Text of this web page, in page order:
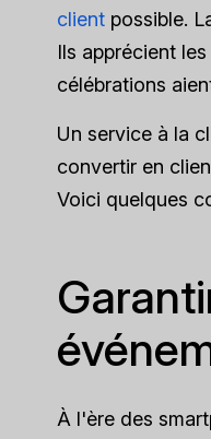
client possible.
Ils apprécient
célébrations
Un service à la
convertir en
Voici quelques
À l'ère des